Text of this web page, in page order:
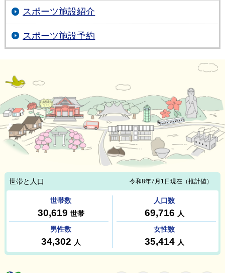
スポーツ施設紹介
スポーツ施設予約